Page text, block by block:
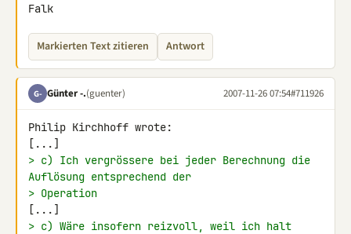
Falk
Markierten Text zitieren Antwort
G- Günter -.(guenter) 2007-11-26 07:54#711926
Philip Kirchhoff wrote:
> c) Ich vergrössere bei jeder Berechnung die
Auflösung entsprechend der
> Operation
> c) Wäre insofern reizvoll, weil ich halt